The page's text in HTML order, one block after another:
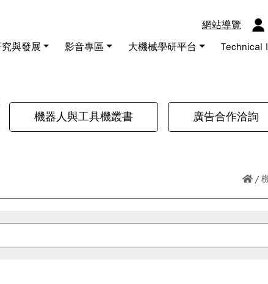
網站導覽
與發展 影音專區 大機械學研平台 Technical
機器人與工具機叢書 廣告合作洽詢